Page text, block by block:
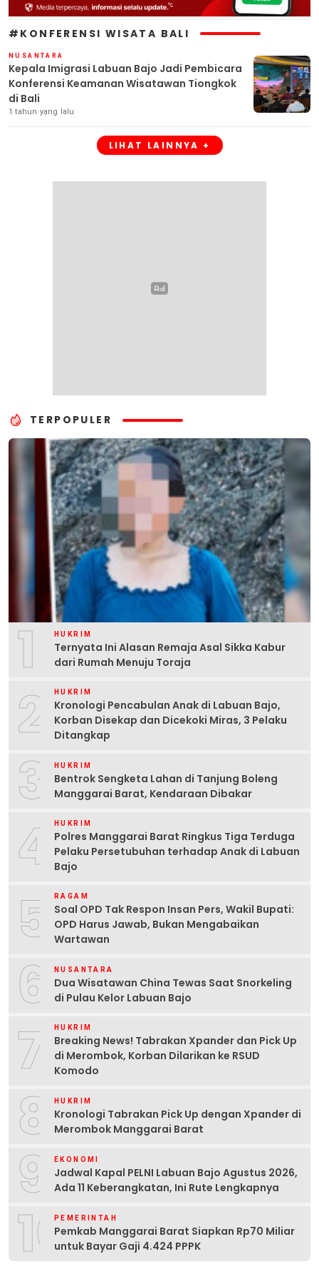
#KONFERENSI WISATA BALI
NUSANTARA
Kepala Imigrasi Labuan Bajo Jadi Pembicara
Konferensi Keamanan Wisatawan Tiongkok
di Bali
1 tahun yang lalu
LIHAT LAINNYA +
TERPOPULER
1 HUKRIM
Ternyata Ini Alasan Remaja Asal Sikka Kabur
dari Rumah Menuju Toraja
2 HUKRIM
Kronologi Pencabulan Anak di Labuan Bajo,
Korban Disekap dan Dicekoki Miras, 3 Pelaku
Ditangkap
3 HUKRIM
Bentrok Sengketa Lahan di Tanjung Boleng
Manggarai Barat, Kendaraan Dibakar
4 HUKRIM
Polres Manggarai Barat Ringkus Tiga Terduga
Pelaku Persetubuhan terhadap Anak di Labuan
Bajo
5 RAGAM
Soal OPD Tak Respon Insan Pers, Wakil Bupati:
OPD Harus Jawab, Bukan Mengabaikan
Wartawan
6 NUSANTARA
Dua Wisatawan China Tewas Saat Snorkeling
di Pulau Kelor Labuan Bajo
7 HUKRIM
Breaking News! Tabrakan Xpander dan Pick Up
di Merombok, Korban Dilarikan ke RSUD
Komodo
8 HUKRIM
Kronologi Tabrakan Pick Up dengan Xpander di
Merombok Manggarai Barat
9 EKONOMI
Jadwal Kapal PELNI Labuan Bajo Agustus 2026,
Ada 11 Keberangkatan, Ini Rute Lengkapnya
10PEMERINTAH
Pemkab Manggarai Barat Siapkan Rp70 Miliar
untuk Bayar Gaji 4.424 PPPK